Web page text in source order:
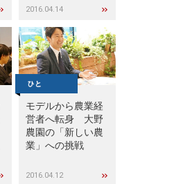
2016.04.14
モデルから農業経
営者へ転身 大野
農園の「新しい農
業」への挑戦
2016.04.12